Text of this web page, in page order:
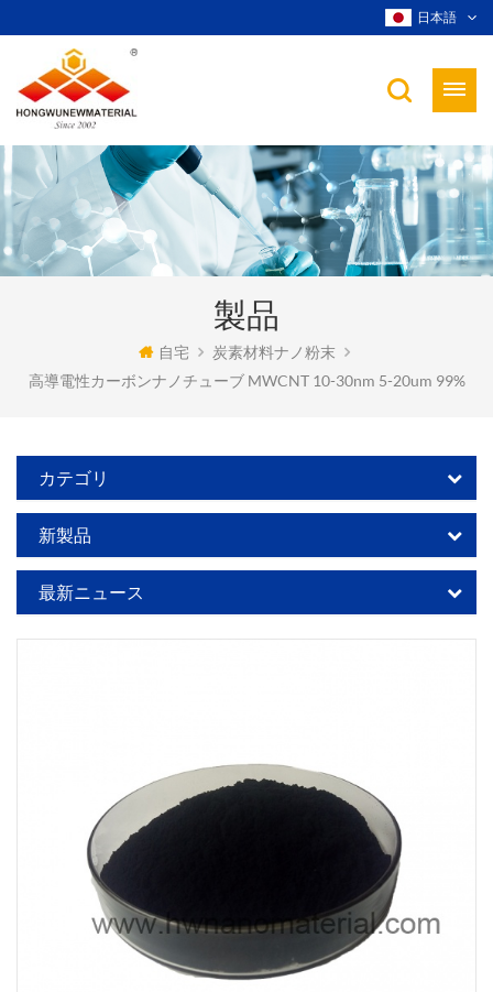
日本語
製品
自宅
炭素材料ナノ粉末
高導電性カーボンナノチューブ MWCNT 10-30nm 5-20um 99%
カテゴリ
新製品
最新ニュース